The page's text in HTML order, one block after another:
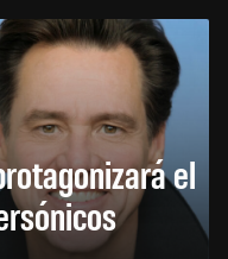
el